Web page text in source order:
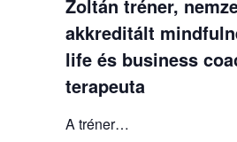
Zoltán tréner,
akkreditált
life és business
terapeuta
A tréner…